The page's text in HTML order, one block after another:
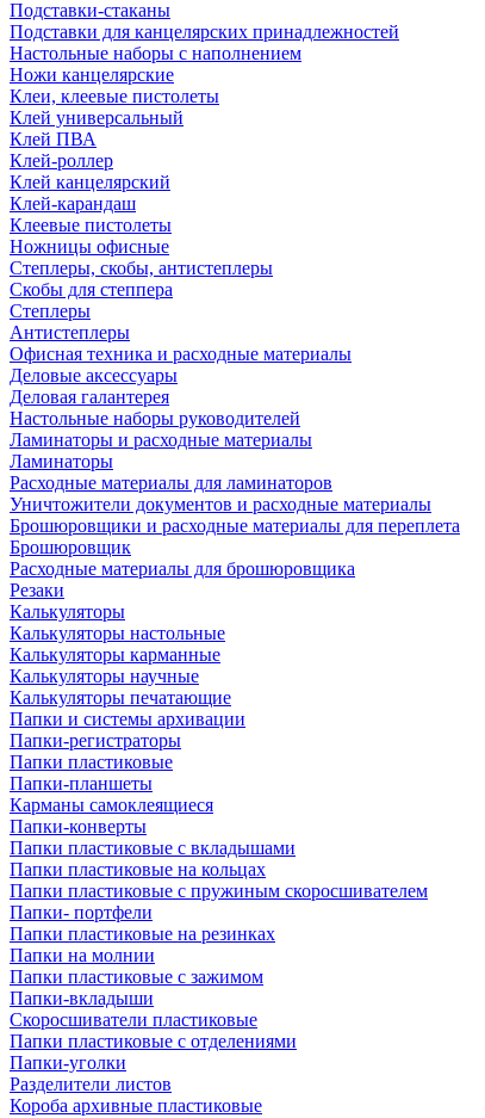
Подставки-стаканы
Подставки для канцелярских принадлежностей
Настольные наборы с наполнением
Ножи канцелярские
Клеи, клеевые пистолеты
Клей универсальный
Клей ПВА
Клей-роллер
Клей канцелярский
Клей-карандаш
Клеевые пистолеты
Ножницы офисные
Степлеры, скобы, антистеплеры
Скобы для степпера
Степлеры
Антистеплеры
Офисная техника и расходные материалы
Деловые аксессуары
Деловая галантерея
Настольные наборы руководителей
Ламинаторы и расходные материалы
Ламинаторы
Расходные материалы для ламинаторов
Уничтожители документов и расходные материалы
Брошюровщики и расходные материалы для переплета
Брошюровщик
Расходные материалы для брошюровщика
Резаки
Калькуляторы
Калькуляторы настольные
Калькуляторы карманные
Калькуляторы научные
Калькуляторы печатающие
Папки и системы архивации
Папки-регистраторы
Папки пластиковые
Папки-планшеты
Карманы самоклеящиеся
Папки-конверты
Папки пластиковые с вкладышами
Папки пластиковые на кольцах
Папки пластиковые с пружиным скоросшивателем
Папки- портфели
Папки пластиковые на резинках
Папки на молнии
Папки пластиковые с зажимом
Папки-вкладыши
Скоросшиватели пластиковые
Папки пластиковые с отделениями
Папки-уголки
Разделители листов
Короба архивные пластиковые